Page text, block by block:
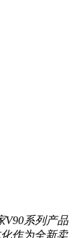
V90系列产品
作为全新卖